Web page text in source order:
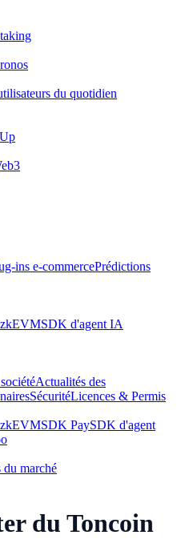
du quotidien
ins e-commercePrédictions
SDK d'agent IA
Actualités des
SécuritéLicences & Permis
SDK PaySDK d'agent
du marché
du Toncoin